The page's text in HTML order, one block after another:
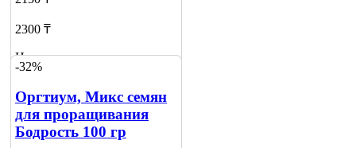
2300 ₸
Нет в наличии
о наличии
-32%
Оргтиум, Микс семян
для проращивания
Бодрость 100 гр